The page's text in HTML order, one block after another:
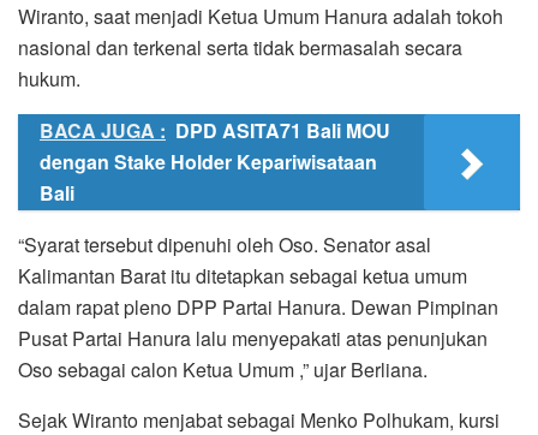
Wiranto, saat menjadi Ketua Umum Hanura adalah tokoh
nasional dan terkenal serta tidak bermasalah secara
hukum.
BACA JUGA : DPD ASITA71 Bali MOU
dengan Stake Holder Kepariwisataan
Bali
“Syarat tersebut dipenuhi oleh Oso. Senator asal
Kalimantan Barat itu ditetapkan sebagai ketua umum
dalam rapat pleno DPP Partai Hanura. Dewan Pimpinan
Pusat Partai Hanura lalu menyepakati atas penunjukan
Oso sebagai calon Ketua Umum ,” ujar Berliana.
Sejak Wiranto menjabat sebagai Menko Polhukam, kursi